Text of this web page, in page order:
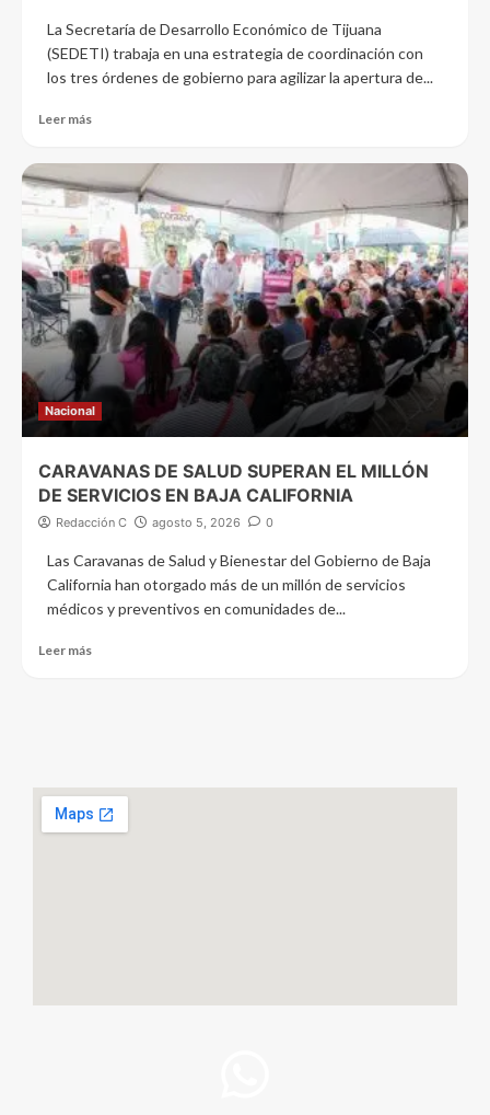
La Secretaría de Desarrollo Económico de Tijuana
(SEDETI) trabaja en una estrategia de coordinación con
los tres órdenes de gobierno para agilizar la apertura de...
Leer más
Nacional
CARAVANAS DE SALUD SUPERAN EL MILLÓN
DE SERVICIOS EN BAJA CALIFORNIA
Redacción C agosto 5, 2026 0
Las Caravanas de Salud y Bienestar del Gobierno de Baja
California han otorgado más de un millón de servicios
médicos y preventivos en comunidades de...
Leer más